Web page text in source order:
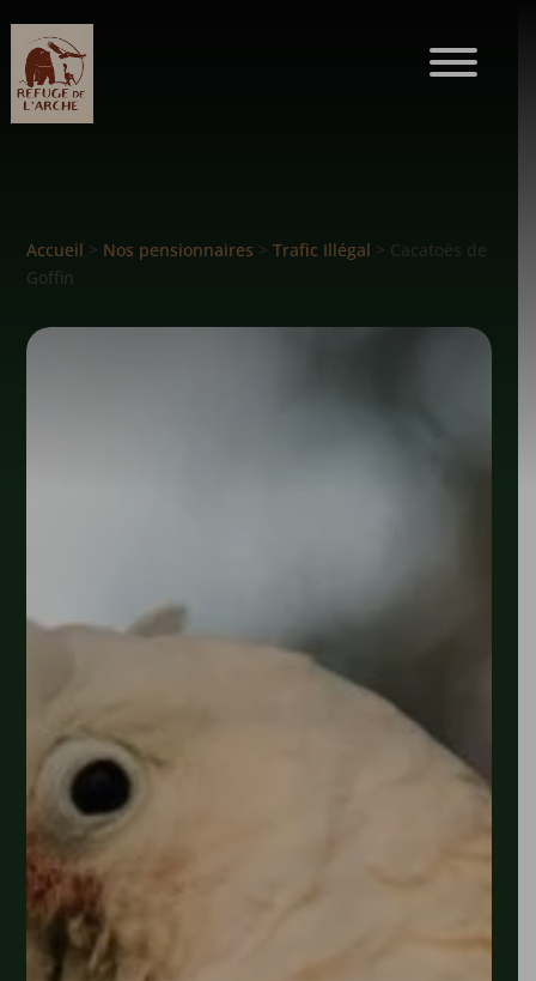
Accueil > Nos pensionnaires > Trafic Illégal > Cacatoès de
Goffin